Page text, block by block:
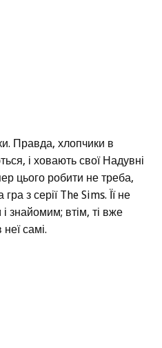
Правда, хлопчики в
і ховають свої Надувні
цього робити не треба,
з серії The Sims. Її не
знайомим; втім, ті вже
самі.